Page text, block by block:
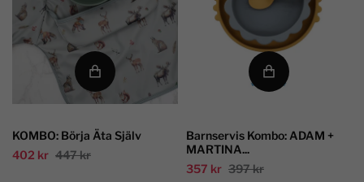
KOMBO: Börja Äta Själv
402 kr 447 kr
Barnservis Kombo: ADAM +
MARTINA...
357 kr 397 kr